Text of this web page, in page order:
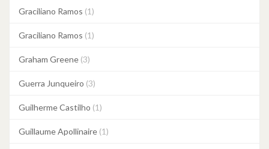
Graciliano Ramos (1)
Graciliano Ramos (1)
Graham Greene (3)
Guerra Junqueiro (3)
Guilherme Castilho (1)
Guillaume Apollinaire (1)